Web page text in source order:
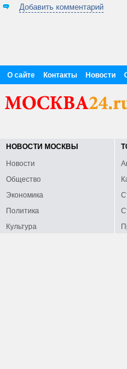
Добавить комментарий
О сайте Контакты Новости
НОВОСТИ МОСКВЫ
Новости
Общество
Экономика
Политика
Культура